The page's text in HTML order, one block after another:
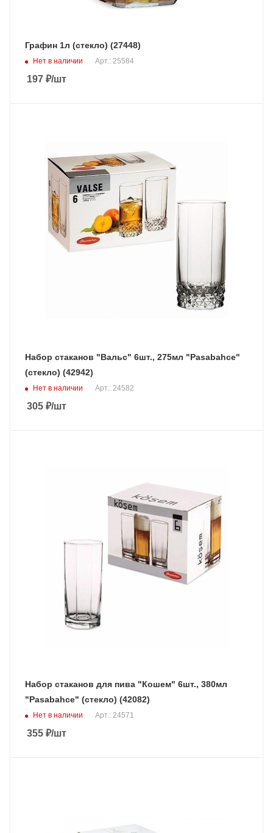
Графин 1л (стекло) (27448)
Нет в наличии Арт.: 25584
197 ₽/шт
Набор стаканов "Вальс" 6шт., 275мл "Pasabahce"
(стекло) (42942)
Нет в наличии Арт.: 24582
305 ₽/шт
Набор стаканов для пива "Кошем" 6шт., 380мл
"Pasabahce" (стекло) (42082)
Нет в наличии Арт.: 24571
355 ₽/шт